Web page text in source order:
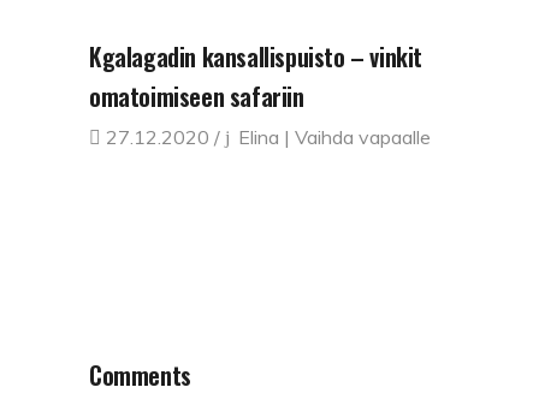
Kgalagadin kansallispuisto – vinkit
omatoimiseen safariin
27.12.2020 Elina | Vaihda vapaalle
Comments